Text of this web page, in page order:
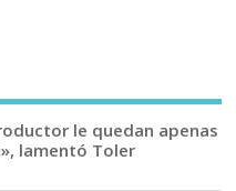
le quedan apenas
lamentó Toler